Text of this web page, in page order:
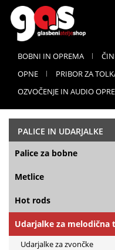
BOBNI IN OPREMA
OPNE
PRIBOR ZA
OZVOČENJE IN AUDIO
PALICE IN UDARJALKE
Palice za bobne
Metlice
Hot rods
Udarjalke za melodična
Udarjalke za zvončke